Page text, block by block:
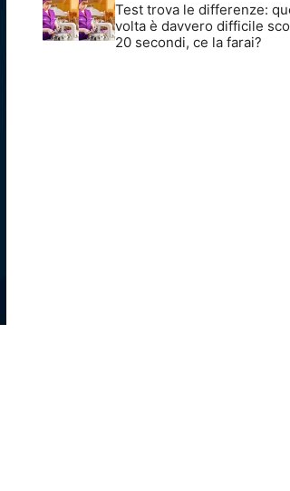
Test trova le differenze:
volta è davvero difficile
20 secondi, ce la farai?